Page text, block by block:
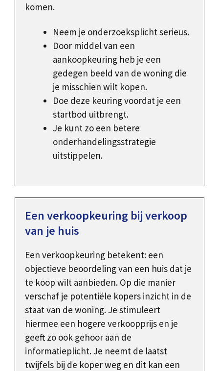
komen.
Neem je onderzoeksplicht serieus.
Door middel van een
aankoopkeuring heb je een
gedegen beeld van de woning die
je misschien wilt kopen.
Doe deze keuring voordat je een
startbod uitbrengt.
Je kunt zo een betere
onderhandelingsstrategie
uitstippelen.
Een verkoopkeuring bij verkoop
van je huis
Een verkoopkeuring betekent: een
objectieve beoordeling van een huis dat je
te koop wilt aanbieden. Op die manier
verschaf je potentiële kopers inzicht in de
staat van de woning. Je stimuleert
hiermee een hogere verkoopprijs en je
geeft zo ook gehoor aan de
informatieplicht. Je neemt de laatst
twijfels bij de koper weg en dit kan een